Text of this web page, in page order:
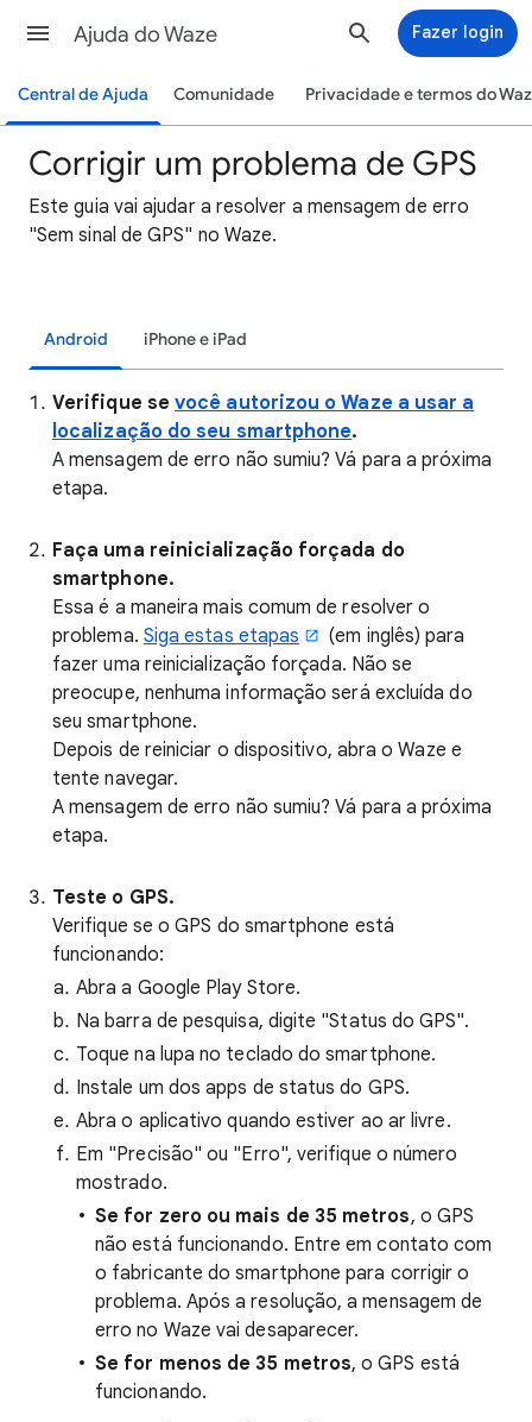
Ajuda do Waze Fazer login
Central de Ajuda Comunidade Privacidade e termos do
Corrigir um problema de GPS
Este guia vai ajudar a resolver a mensagem de erro
"Sem sinal de GPS" no Waze.
Android iPhone e iPad
Verifique sevocê autorizou o Waze a usar a
localização do seu smartphone.
A mensagem de erro não sumiu? Vá para a próxima
etapa.
Faça uma reinicialização forçada do
smartphone.
Essa é a maneira mais comum de resolver o
problema. Siga estas etapas
(em inglês) para
fazer uma reinicialização forçada. Não se
preocupe, nenhuma informação será excluída do
seu smartphone.
Depois de reiniciar o dispositivo, abra o Waze e
tente navegar.
A mensagem de erro não sumiu? Vá para a próxima
etapa.
Teste o GPS.
Verifique se o GPS do smartphone está
funcionando:
Abra a Google Play Store.
Na barra de pesquisa, digite "Status do GPS".
Toque na lupa no teclado do smartphone.
Instale um dos apps de status do GPS.
Abra o aplicativo quando estiver ao ar livre.
Em "Precisão" ou "Erro", verifique o número
mostrado.
Se for zero ou mais de 35 metros, o GPS
não está funcionando. Entre em contato com
o fabricante do smartphone para corrigir o
problema. Após a resolução, a mensagem de
erro no Waze vai desaparecer.
Se for menos de 35 metros, o GPS está
funcionando.